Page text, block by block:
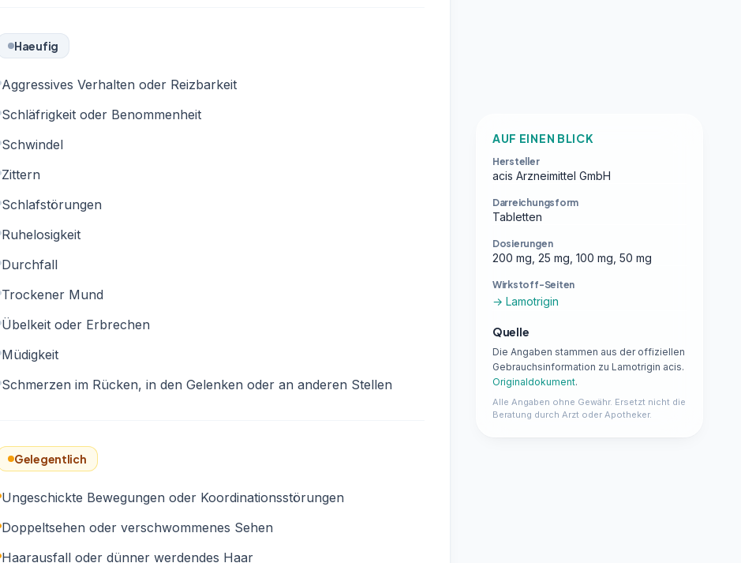
Haeufig
Aggressives Verhalten oder Reizbarkeit
Schläfrigkeit oder Benommenheit
Schwindel
Zittern
Schlafstörungen
Ruhelosigkeit
Durchfall
Trockener Mund
Übelkeit oder Erbrechen
Müdigkeit
Schmerzen im Rücken, in den Gelenken oder an anderen Stellen
Gelegentlich
Ungeschickte Bewegungen oder Koordinationsstörungen
Doppeltsehen oder verschwommenes Sehen
Haarausfall oder dünner werdendes Haar
AUF EINEN BLICK
Hersteller
acis Arzneimittel GmbH
Darreichungsform
Tabletten
Dosierungen
200 mg, 25 mg, 100 mg, 50 mg
Wirkstoff-Seiten
→ Lamotrigin
Quelle
Die Angaben stammen aus der offiziellen
Gebrauchsinformation zu Lamotrigin acis.
Originaldokument.
Alle Angaben ohne Gewähr. Ersetzt nicht die
Beratung durch Arzt oder Apotheker.